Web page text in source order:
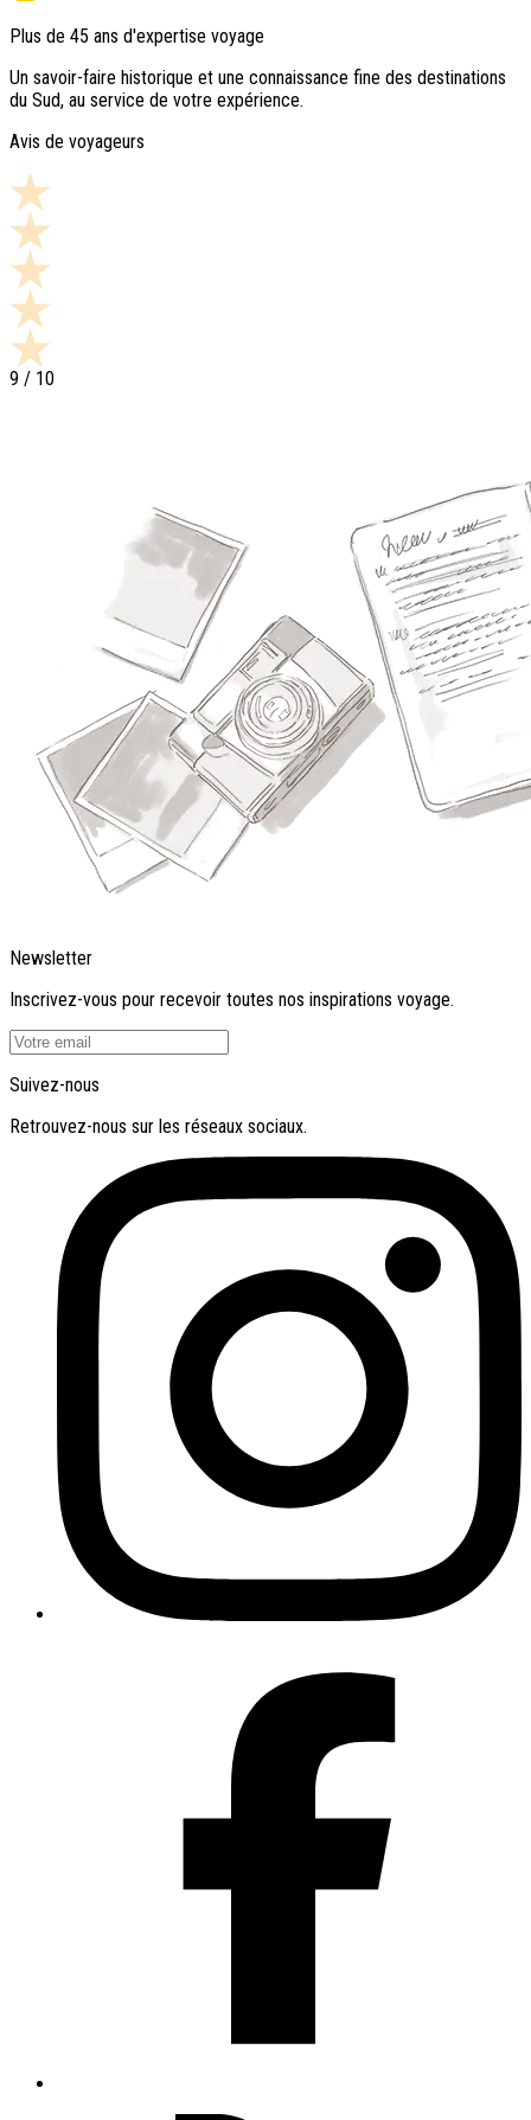
Plus de 45 ans d'expertise voyage
Un savoir-faire historique et une connaissance fine des destinations
du Sud, au service de votre expérience.
Avis de voyageurs
9 / 10
Newsletter
Inscrivez-vous pour recevoir toutes nos inspirations voyage.
Suivez-nous
Retrouvez-nous sur les réseaux sociaux.